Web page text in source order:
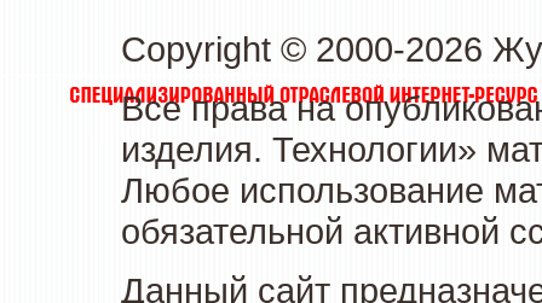
Copyright © 2000-2026
Все права на
изделия. Технологии»
Любое использование
обязательной активной
Данный сайт